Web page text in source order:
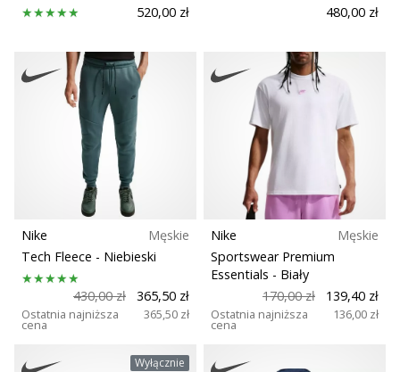
520,00 zł
480,00 zł
Nike
Męskie
Tech Fleece - Niebieski
430,00 zł 365,50 zł
Ostatnia najniższa
cena
365,50 zł
Nike
Męskie
Sportswear Premium
Essentials - Biały
170,00 zł
139,40 zł
Ostatnia najniższa
cena
136,00 zł
Wyłącznie